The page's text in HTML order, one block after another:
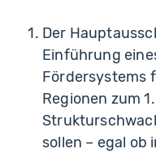
Der
Einführung
Fördersystems
Regionen zum
sollen – egal ob